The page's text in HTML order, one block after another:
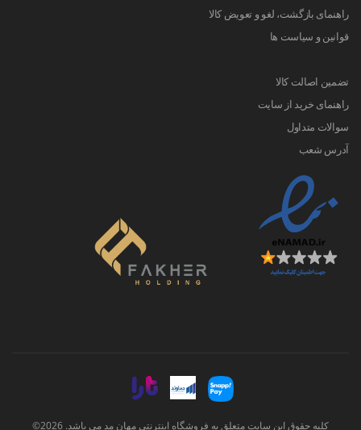
راهنمای بازگشت، لغو و تعویض کالا
قوانین و سیاست ها
تضمین اصالت کالا
راهنمای خرید از سایت
سوالات متداول
آدرس شعب
کلیه حقوق این سایت متعلق به فروشگاه اینترنتی مهان مد می باشد. 2026©